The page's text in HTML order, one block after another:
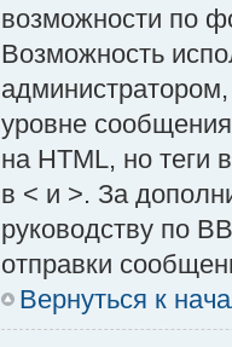
возможности по
Возможность
уровне
на HTML, но теги
в < и >. За
руководству по
отправки
Вернуться к